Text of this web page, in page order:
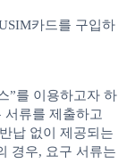
카드를 구입하
”를 이용하고자 하
서류를 제출하고
납 없이 제공되는
경우, 요구 서류는